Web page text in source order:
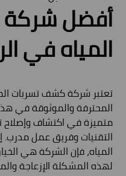
أفضل
المياه في
تعتبر شركة كشف تسربات
المحترفة والموثوقة في
متميزة في اكتشاف وإصلاح
التقنيات وفريق عمل
المياه، فإن الشركة هي
لهذه المشكلة الإزعاجة